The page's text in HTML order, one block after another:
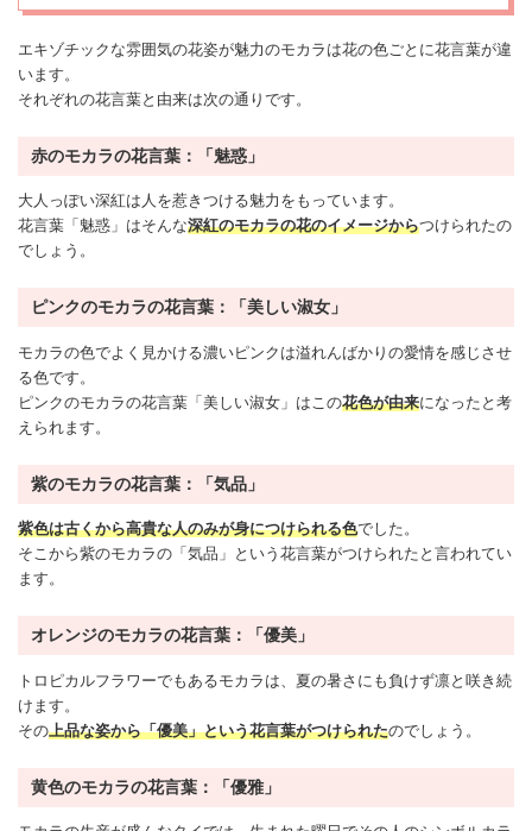
エキゾチックな雰囲気の花姿が魅力のモカラは花の色ごとに花言葉が違
います。
それぞれの花言葉と由来は次の通りです。
赤のモカラの花言葉：「魅惑」
大人っぽい深紅は人を惹きつける魅力をもっています。
花言葉「魅惑」はそんな深紅のモカラの花のイメージからつけられたの
でしょう。
ピンクのモカラの花言葉：「美しい淑女」
モカラの色でよく見かける濃いピンクは溢れんばかりの愛情を感じさせ
る色です。
ピンクのモカラの花言葉「美しい淑女」はこの花色が由来になったと考
えられます。
紫のモカラの花言葉：「気品」
紫色は古くから高貴な人のみが身につけられる色でした。
そこから紫のモカラの「気品」という花言葉がつけられたと言われてい
ます。
オレンジのモカラの花言葉：「優美」
トロピカルフラワーでもあるモカラは、夏の暑さにも負けず凛と咲き続
けます。
その上品な姿から「優美」という花言葉がつけられたのでしょう。
黄色のモカラの花言葉：「優雅」